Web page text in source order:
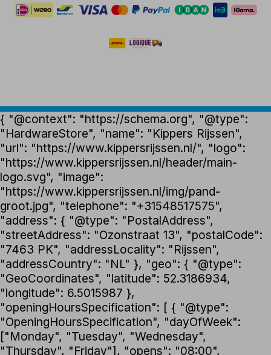
{ "@context": "https://schema.org", "@type":
"HardwareStore", "name": "Kippers Rijssen",
"url": "https://www.kippersrijssen.nl/", "logo":
"https://www.kippersrijssen.nl/header/main-
logo.svg", "image":
"https://www.kippersrijssen.nl/img/pand-
groot.jpg", "telephone": "+31548517575",
"address": { "@type": "PostalAddress",
"streetAddress": "Ozonstraat 13", "postalCode":
"7463 PK", "addressLocality": "Rijssen",
"addressCountry": "NL" }, "geo": { "@type":
"GeoCoordinates", "latitude": 52.3186934,
"longitude": 6.5015987 },
"openingHoursSpecification": [ { "@type":
"OpeningHoursSpecification", "dayOfWeek":
["Monday", "Tuesday", "Wednesday",
"Thursday", "Friday"], "opens": "08:00",